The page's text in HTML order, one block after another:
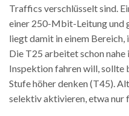
Traffics verschlüsselt sind.
einer 250-Mbit-Leitung und
liegt damit in einem Bereich,
Die T25 arbeitet schon nahe
Inspektion fahren will, sollte
Stufe höher denken (T45).
selektiv aktivieren, etwa nur